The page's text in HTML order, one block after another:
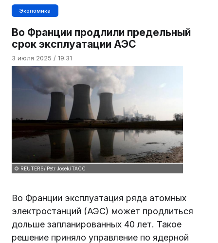
Экономика
Во Франции продлили предельный
срок эксплуатации АЭС
3 июля 2025 / 19:31
© REUTERS/ Petr Josek/ТАСС
Во Франции эксплуатация ряда атомных
электростанций (АЭС) может продлиться
дольше запланированных 40 лет. Такое
решение приняло управление по ядерной